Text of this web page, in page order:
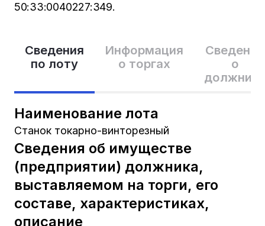
Сведения
по лоту
Информация
о торгах
Сведения
о
Наименование лота
Станок токарно-винторезный
Сведения об имуществе
(предприятии) должника,
выставляемом на торги, его
составе, характеристиках,
описание
50:33:0040227:349.